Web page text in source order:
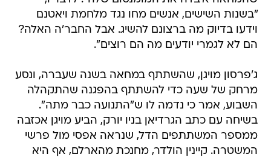
"בשנות השישים, אנשים מחו נגד מלחמת ויאטנם
וידעו בדיוק מה ברצונם להשיג. אבל החבר'ה האלה?
הם לא לגמרי יודעים מה הם רוצים".
ג'פרסון מויגן, שהשתתף במחאה בשנה שעברה, ונסע
מרחק של שעה כדי להשתתף בהפגנה שהתקהלה
השבוע, אמר כי נדמה לו ש"התנועה כבר מתה".
בשיחה עם כתב הגרדיאן בניו יורק, הביע מויגן אכזבה
ממספר המשתתפים הדל, שנראה אפסי מול פרשי
המשטרה. קיינין הולדר, מחנכת מהארלם, אף היא